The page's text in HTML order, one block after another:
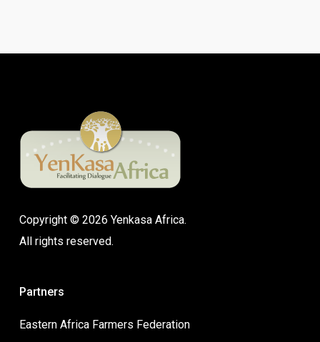
Copyright © 2026 Yenkasa Africa.
All rights reserved.
Partners
Eastern Africa Farmers Federation